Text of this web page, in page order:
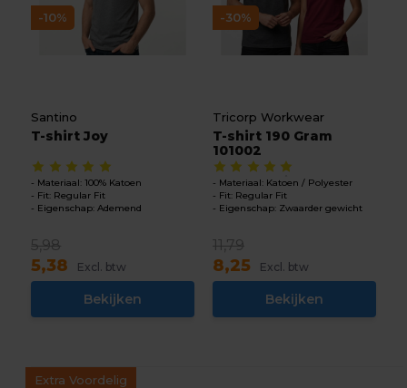
-10%
Santino
T-shirt Joy
Materiaal: 100% Katoen
Fit: Regular Fit
Eigenschap: Ademend
5,98
5,38 Excl. btw
Bekijken
-30%
Tricorp Workwear
T-shirt 190 Gram
101002
Materiaal: Katoen / Polyester
Fit: Regular Fit
Eigenschap: Zwaarder gewicht
11,79
8,25 Excl. btw
Bekijken
Extra Voordelig